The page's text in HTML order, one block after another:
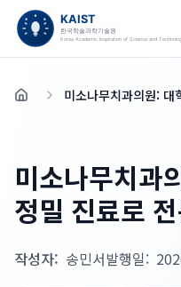
홈 미소나무치과의원: 대
미소나무치과
정밀 진료로
작성자: 송민서발행일: